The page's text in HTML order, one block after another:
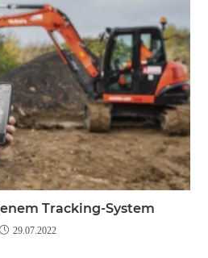
Tracking-System
29.07.2022